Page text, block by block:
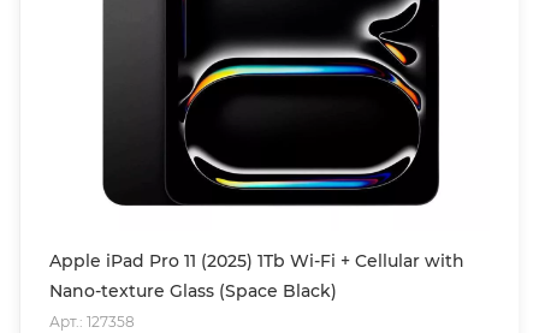
Apple iPad Pro 11 (2025) 1Tb Wi-Fi + Cellular with
Nano-texture Glass (Space Black)
Арт.: 127358